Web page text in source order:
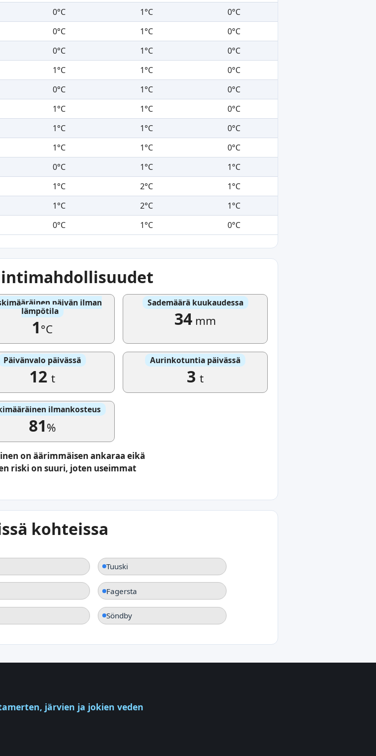
0°C 1°C
0°C
0°C 1°C
0°C
0°C 1°C
0°C
1°C 1°C
0°C
0°C 1°C
0°C
1°C 1°C
0°C
1°C 1°C
0°C
1°C 1°C
0°C
0°C 1°C
1°C
1°C 2°C
1°C
1°C 2°C
1°C
0°C 1°C 0°C
päivän ilman
lämpötila
1°C
Sademäärä kuukaudessa
34 mm
Päivänvalo päivässä
12 t
Aurinkotuntia päivässä
3 t
ilmankosteus
81%
on äärimmäisen ankaraa eikä
riski on suuri, joten useimmat
kohteissa
Tuuski
Fagersta
Söndby
järvien ja jokien veden